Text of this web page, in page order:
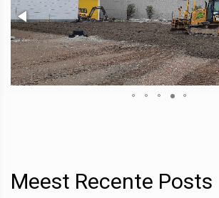
Meest Recente Posts